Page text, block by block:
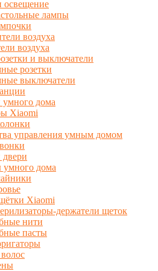
лампы
воздуха
воздуха
и выключатели
розетки
выключатели
умного дома
Xiaomi
управления умным домом
двери
умного дома
Xiaomi
держатели щеток
нити
пасты